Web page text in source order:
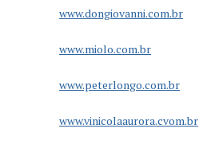
www.dongiovanni.com.br
www.miolo.com.br
www.peterlongo.com.br
www.vinicolaaurora.cvom.br